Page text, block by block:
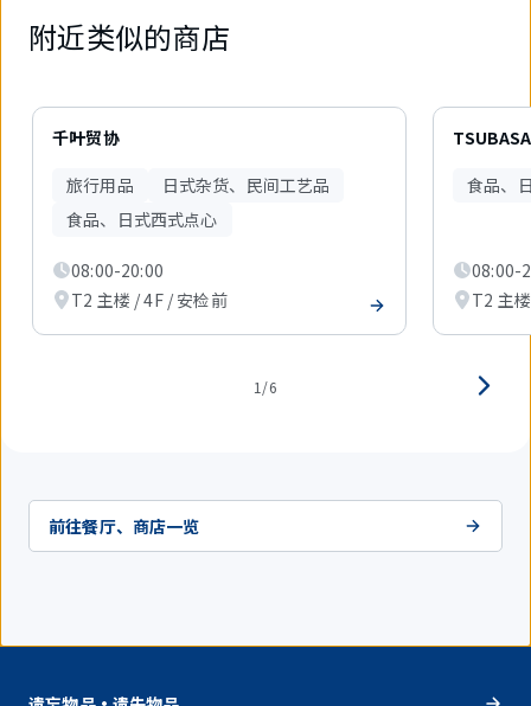
附近类似的商店
千叶贸协
旅行用品
日式杂货、民间工艺品
食品、日式西式点心
08:00-20:00
T2 主楼 / 4F / 安检前
TSUBASA
食品、
08:00-
T2 主
1/6
前往餐厅、商店一览